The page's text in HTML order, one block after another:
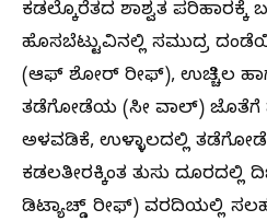
ಕಡಲ್ಕೊರೆತದ ಶಾಶ್ವತ ಪರಿಹಾರಕ್ಕೆ
ಹೊಸಬೆಟ್ಟುವಿನಲ್ಲಿ ಸಮುದ್ರ
(ಆಫ್‌ ಶೋರ್‌ ರೀಫ್‌), ಉಚ್ಚಿಲ
ತಡೆಗೋಡೆಯ (ಸೀ ವಾಲ್) ಜೊತೆಗೆ
ಅಳವಡಿಕೆ, ಉಳ್ಳಾಲದಲ್ಲಿ
ಕಡಲತೀರಕ್ಕಿಂತ ತುಸು
ಡಿಟ್ಯಾಚ್ಡ್ ರೀಫ್) ವರದಿಯಲ್ಲಿ